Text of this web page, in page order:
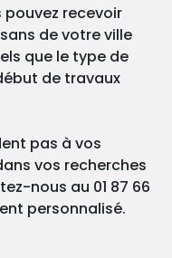
recevoir
de votre ville
que le type de
de travaux
pas à vos
vos recherches
nous au 01 87 66
personnalisé.